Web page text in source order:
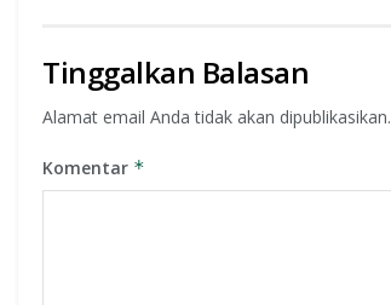
Tinggalkan Balasan
Alamat email Anda tidak akan dipublikasikan.
Komentar *